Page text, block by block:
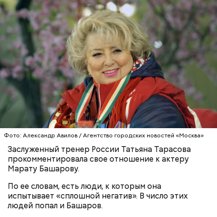
Фото: Александр Авилов / Агентство городских новостей «Москва»
Заслуженный тренер России Татьяна Тарасова
прокомментировала свое отношение к актеру
Марату Башарову.
По ее словам, есть люди, к которым она
испытывает «сплошной негатив». В число этих
людей попал и Башаров.
За свою земную жизнь он совершил множество
добрых дел во славу Божию.